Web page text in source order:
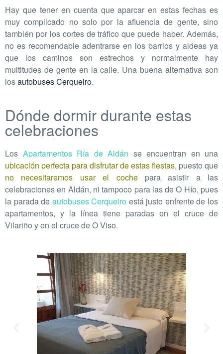
Hay que tener en cuenta que aparcar en estas fechas es
muy complicado no solo por la afluencia de gente, sino
también por los cortes de tráfico que puede haber. Además,
no es recomendable adentrarse en los barrios y aldeas ya
que los caminos son estrechos y normalmente hay
multitudes de gente en la calle. Una buena alternativa son
losautobuses Cerqueiro.
Dónde dormir durante estas
celebraciones
Los Apartamentos Ría de Aldán se encuentran en una
ubicación perfecta para disfrutar de estas fiestas, puesto que
no necesitaremos usar el cochepara asistir a las
celebraciones en Aldán, ni tampoco para las de O Hío, pues
la parada de autobuses Cerqueiro está justo enfrente de los
apartamentos, y la línea tiene paradas en el cruce de
Vilariño y en el cruce de O Viso.